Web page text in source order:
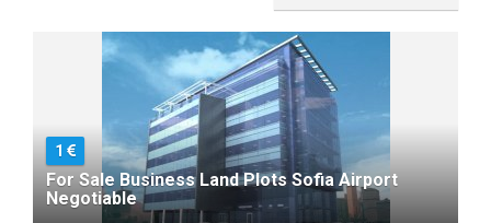
1
For Sale Business Land Plots Sofia Airport
Negotiable